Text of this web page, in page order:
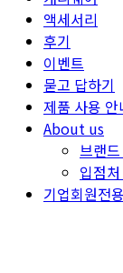
액세서리
후기
이벤트
묻고 답하기
제품 사용 안
About us
브랜
입점
기업회원전용